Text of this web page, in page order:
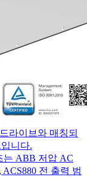
라이브와 매칭되
니다.
는 ABB 저압 AC
ACS880 전 출력 범